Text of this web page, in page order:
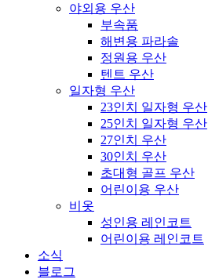
야외용 우산
부속품
해변용 파라솔
정원용 우산
텐트 우산
일자형 우산
23인치 일자형 우산
25인치 일자형 우산
27인치 우산
30인치 우산
초대형 골프 우산
어린이용 우산
비옷
성인용 레인코트
어린이용 레인코트
소식
블로그